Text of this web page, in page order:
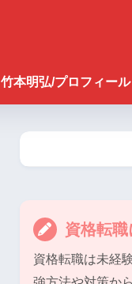
竹本明弘/プロフィール
資格転
資格転職は未経